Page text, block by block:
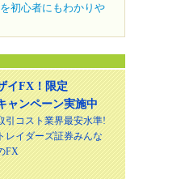
初心者にもわかりや
イFX！限定
ャンペーン実施中
引コスト業界最安水準!
トレイダーズ証券みんな
FX